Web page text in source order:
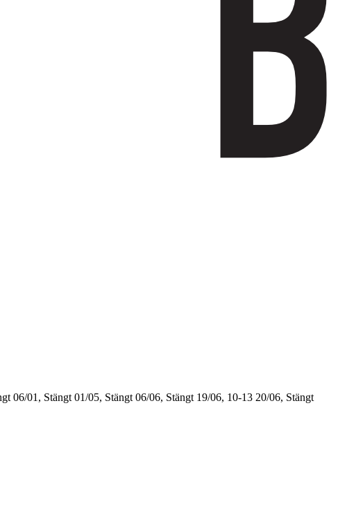
06/01, Stängt 01/05, Stängt 06/06, Stängt 19/06, 10-13 20/06, Stängt